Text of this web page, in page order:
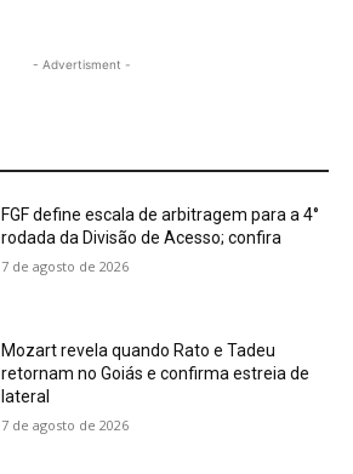
- Advertisment -
FGF define escala de arbitragem para a 4°
rodada da Divisão de Acesso; confira
7 de agosto de 2026
Mozart revela quando Rato e Tadeu
retornam no Goiás e confirma estreia de
lateral
7 de agosto de 2026